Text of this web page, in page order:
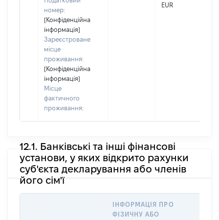
номер:
[Конфіденційна
інформація]
Зареєстроване
місце
проживання:
[Конфіденційна
інформація]
Місце
фактичного
проживання:
EUR
12.1. Банківські та інші фінансові
установи, у яких відкрито рахунки
суб'єкта декларування або членів
його сім'ї
ІНФОРМАЦІЯ ПРО
ФІЗИЧНУ АБО